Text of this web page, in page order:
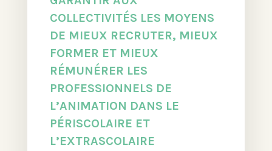
COLLECTIVITÉS LES MOYENS
DE MIEUX RECRUTER, MIEUX
FORMER ET MIEUX
RÉMUNÉRER LES
PROFESSIONNELS DE
L’ANIMATION DANS LE
PÉRISCOLAIRE ET
L’EXTRASCOLAIRE